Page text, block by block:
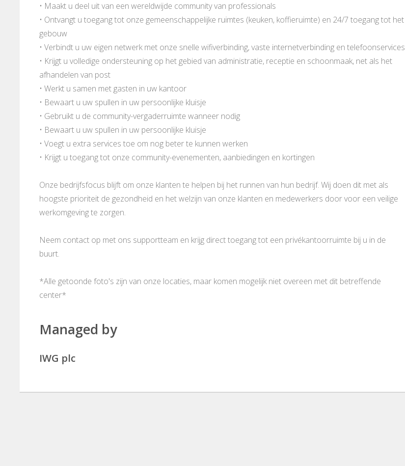
• Maakt u deel uit van een wereldwijde community van professionals
• Ontvangt u toegang tot onze gemeenschappelijke ruimtes (keuken, koffieruimte) en 24/7 toegang tot het
gebouw
• Verbindt u uw eigen netwerk met onze snelle wifiverbinding, vaste internetverbinding en telefoonservices
• Krijgt u volledige ondersteuning op het gebied van administratie, receptie en schoonmaak, net als het
afhandelen van post
• Werkt u samen met gasten in uw kantoor
• Bewaart u uw spullen in uw persoonlijke kluisje
• Gebruikt u de community-vergaderruimte wanneer nodig
• Bewaart u uw spullen in uw persoonlijke kluisje
• Voegt u extra services toe om nog beter te kunnen werken
• Krijgt u toegang tot onze community-evenementen, aanbiedingen en kortingen
Onze bedrijfsfocus blijft om onze klanten te helpen bij het runnen van hun bedrijf. Wij doen dit met als
hoogste prioriteit de gezondheid en het welzijn van onze klanten en medewerkers door voor een veilige
werkomgeving te zorgen.
Neem contact op met ons supportteam en krijg direct toegang tot een privékantoorruimte bij u in de
buurt.
*Alle getoonde foto's zijn van onze locaties, maar komen mogelijk niet overeen met dit betreffende
center*
Managed by
IWG plc